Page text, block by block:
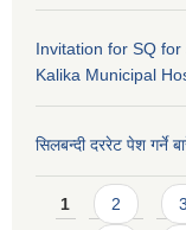
Invitation for SQ
Kalika Municipal
सिलबन्दी दररेट पेश गर्ने
Pages
1 2 3